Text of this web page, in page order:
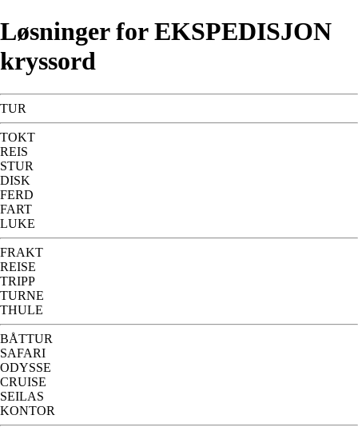
Løsninger for EKSPEDISJON
kryssord
TUR
TOKT
REIS
STUR
DISK
FERD
FART
LUKE
FRAKT
REISE
TRIPP
TURNE
THULE
BÅTTUR
SAFARI
ODYSSE
CRUISE
SEILAS
KONTOR